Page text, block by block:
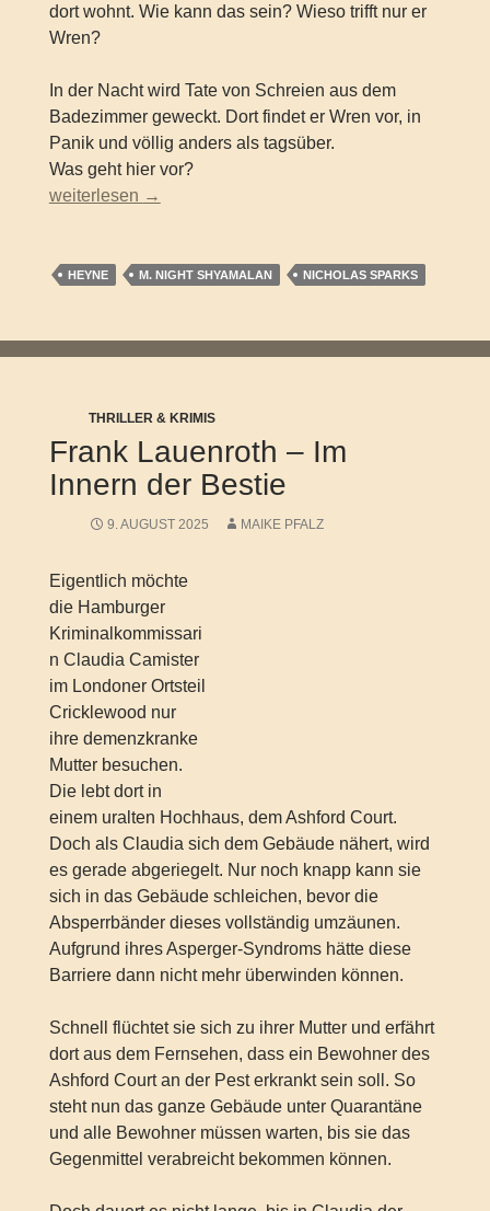
dort wohnt. Wie kann das sein? Wieso trifft nur er
Wren?
In der Nacht wird Tate von Schreien aus dem
Badezimmer geweckt. Dort findet er Wren vor, in
Panik und völlig anders als tagsüber.
Was geht hier vor?
Nicholas Sparks und M. Night Shyamalan – Remain –
weiterlesen →
HEYNE M. NIGHT SHYAMALAN NICHOLAS SPARKS
THRILLER & KRIMIS
Frank Lauenroth – Im
Innern der Bestie
9. AUGUST 2025 MAIKE PFALZ
Eigentlich möchte
die Hamburger
Kriminalkommissari
n Claudia Camister
im Londoner Ortsteil
Cricklewood nur
ihre demenzkranke
Mutter besuchen.
Die lebt dort in
einem uralten Hochhaus, dem Ashford Court.
Doch als Claudia sich dem Gebäude nähert, wird
es gerade abgeriegelt. Nur noch knapp kann sie
sich in das Gebäude schleichen, bevor die
Absperrbänder dieses vollständig umzäunen.
Aufgrund ihres Asperger-Syndroms hätte diese
Barriere dann nicht mehr überwinden können.
Schnell flüchtet sie sich zu ihrer Mutter und erfährt
dort aus dem Fernsehen, dass ein Bewohner des
Ashford Court an der Pest erkrankt sein soll. So
steht nun das ganze Gebäude unter Quarantäne
und alle Bewohner müssen warten, bis sie das
Gegenmittel verabreicht bekommen können.